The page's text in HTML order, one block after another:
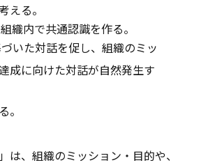
える。
内で共通認識を作る。
いた対話を促し、組織のミッ
成に向けた対話が自然発生す
。
は、組織のミッション・目的や、